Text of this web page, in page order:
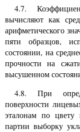
4.7.
вычисляют как
арифметического
пяти образцов,
состоянии, на
прочности на
высушенном
4.8. При
поверхности
эталонам по
партии выборку